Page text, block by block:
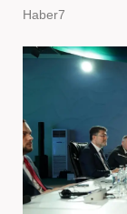
Haber7